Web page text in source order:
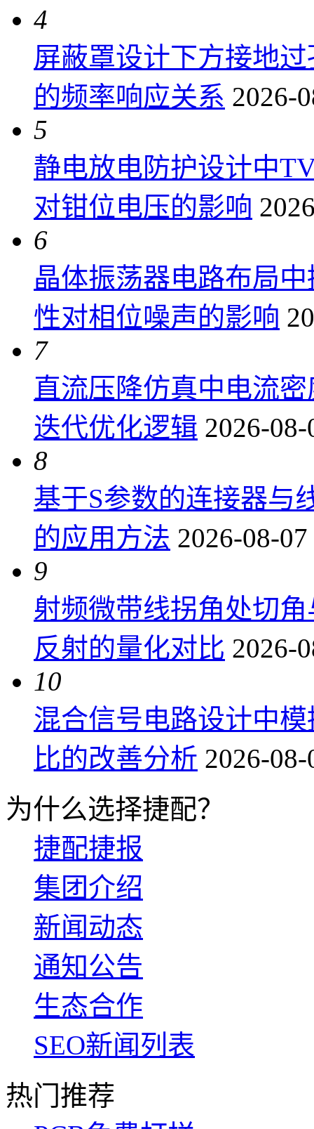
4
屏蔽罩设计下方接地
的频率响应关系 2026-
5
静电放电防护设计中
对钳位电压的影响
6
晶体振荡器电路布局
性对相位噪声的影响
7
直流压降仿真中电流
迭代优化逻辑 2026-
8
基于S参数的连接器与
的应用方法 2026-08-
9
射频微带线拐角处切
反射的量化对比 2026-
10
混合信号电路设计中
比的改善分析 2026-
为什么选择捷配？
捷配捷报
集团介绍
新闻动态
通知公告
生态合作
SEO新闻列表
热门推荐